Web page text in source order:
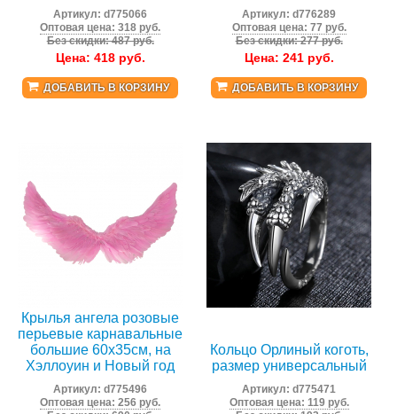
Артикул:d775066
Оптовая цена: 318 руб.
Без скидки: 487 руб.
Цена: 418руб.
ДОБАВИТЬ В КОРЗИНУ
Артикул:d776289
Оптовая цена: 77 руб.
Без скидки: 277 руб.
Цена: 241руб.
ДОБАВИТЬ В КОРЗИНУ
Крылья ангела розовые
перьевые карнавальные
большие 60х35см, на
Хэллоуин и Новый год
Артикул:d775496
Оптовая цена: 256 руб.
Кольцо Орлиный коготь,
размер универсальный
Артикул:d775471
Оптовая цена: 119 руб.